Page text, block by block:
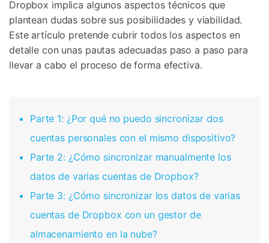
Dropbox implica algunos aspectos técnicos que
plantean dudas sobre sus posibilidades y viabilidad.
Este artículo pretende cubrir todos los aspectos en
detalle con unas pautas adecuadas paso a paso para
llevar a cabo el proceso de forma efectiva.
Parte 1: ¿Por qué no puedo sincronizar dos
cuentas personales con el mismo dispositivo?
Parte 2: ¿Cómo sincronizar manualmente los
datos de varias cuentas de Dropbox?
Parte 3: ¿Cómo sincronizar los datos de varias
cuentas de Dropbox con un gestor de
almacenamiento en la nube?